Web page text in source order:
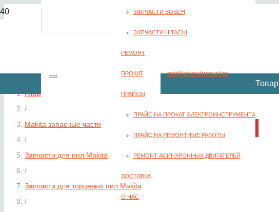
info@zipinstrument.ru
ЗАПЧАСТИ BOSCH
ЗАПЧАСТИ HITACHI
РЕМОНТ
ПРОКАТ
ПРАЙСЫ
ПРАЙС НА ПРОКАТ ЭЛЕКТРОИНСТРУМЕНТА
ПРАЙС НА РЕМОНТНЫЕ РАБОТЫ
РЕМОНТ АСИНХРОННЫХ ДВИГАТЕЛЕЙ
ДОСТАВКА
О НАС
Товар
Главная
/
Makita запасные части
/
Запчасти для пил Makita
/
Запчасти для торцевых пил Makita
/